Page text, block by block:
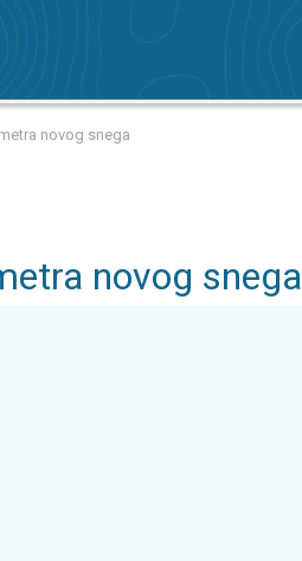
novog snega
novog snega